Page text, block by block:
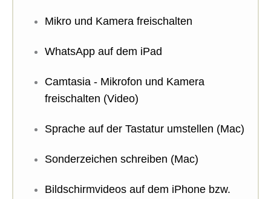
Mikro und Kamera freischalten
WhatsApp auf dem iPad
Camtasia - Mikrofon und Kamera
freischalten (Video)
Sprache auf der Tastatur umstellen (Mac)
Sonderzeichen schreiben (Mac)
Bildschirmvideos auf dem iPhone bzw.